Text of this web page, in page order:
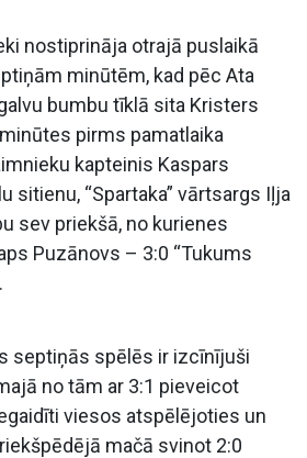
nostiprināja otrajā puslaikā
minūtēm, kad pēc Ata
bumbu tīklā sita Kristers
pirms pamatlaika
kapteinis Kaspars
sitienu, “Spartaka” vārtsargs Iļja
sev priekšā, no kurienes
Puzānovs – 3:0 “Tukums
septiņās spēlēs ir izcīnījuši
no tām ar 3:1 pieveicot
viesos atspēlējoties un
mačā svinot 2:0